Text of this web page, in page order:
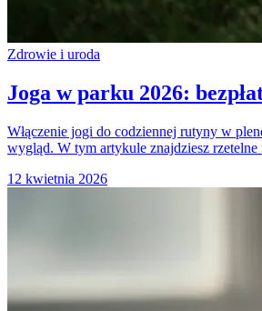
Zdrowie i uroda
Joga w parku 2026:
Włączenie jogi do codziennej rutyny w
wygląd. W tym artykule znajdziesz
12 kwietnia 2026